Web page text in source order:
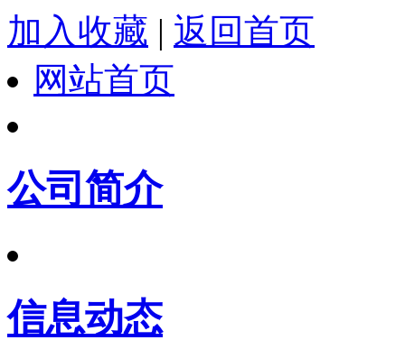
加入收藏 | 返回首页
网站首页
公司简介
信息动态